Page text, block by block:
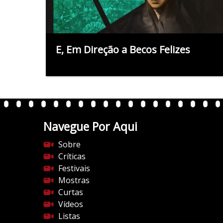
E, Em Direção a Becos Felizes
Navegue Por Aqui
Sobre
Críticas
Festivais
Mostras
Curtas
Vídeos
Listas